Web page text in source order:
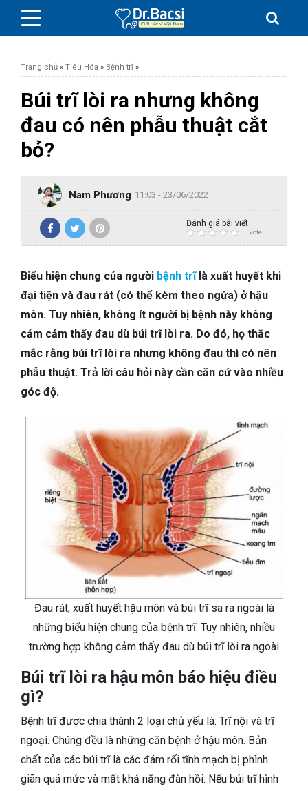
BỆNH DA LIỄU
BỆNH PHỤ KHOA
BỆNH XƯƠNG KHỚP
SỨC KHỎE GIỚI TÍNH
TAI – MŨI – HỌNG
TIÊU HÓA
DA LIỄU THẨM MỸ
NHA KHOA
Trang chủ » Tiêu Hóa » Bệnh trĩ »
Búi trĩ lòi ra nhưng không
đau có nên phẫu thuật cắt
bỏ?
Nam Phương 11:03 - 23/06/2022
Đánh giá bài viết
vote
Biểu hiện chung của người bệnh trĩlà xuất huyết khi
đại tiện và đau rát (có thể kèm theo ngứa) ở hậu
môn. Tuy nhiên, không ít người bị bệnh này không
cảm cảm thấy đau dù búi trĩ lòi ra. Do đó, họ thắc
mắc rằng búi trĩ lòi ra nhưng không đau thì có nên
phẫu thuật. Trả lời câu hỏi này cần căn cứ vào nhiều
góc độ.
Đau rát, xuất huyết hậu môn và búi trĩ sa ra ngoài là
những biểu hiện chung của bệnh trĩ. Tuy nhiên, nhiều
trường hợp không cảm thấy đau dù búi trĩ lòi ra ngoài
Búi trĩ lòi ra hậu môn báo hiệu điều
gì?
Bệnh trĩ được chia thành 2 loại chủ yếu là: Trĩ nội và trĩ
ngoại. Chúng đều là những căn bệnh ở hậu môn. Bản
chất của các búi trĩ là các đám rối tĩnh mạch bị phình
giãn quá mức và mất khả năng đàn hồi. Nếu búi trĩ hình